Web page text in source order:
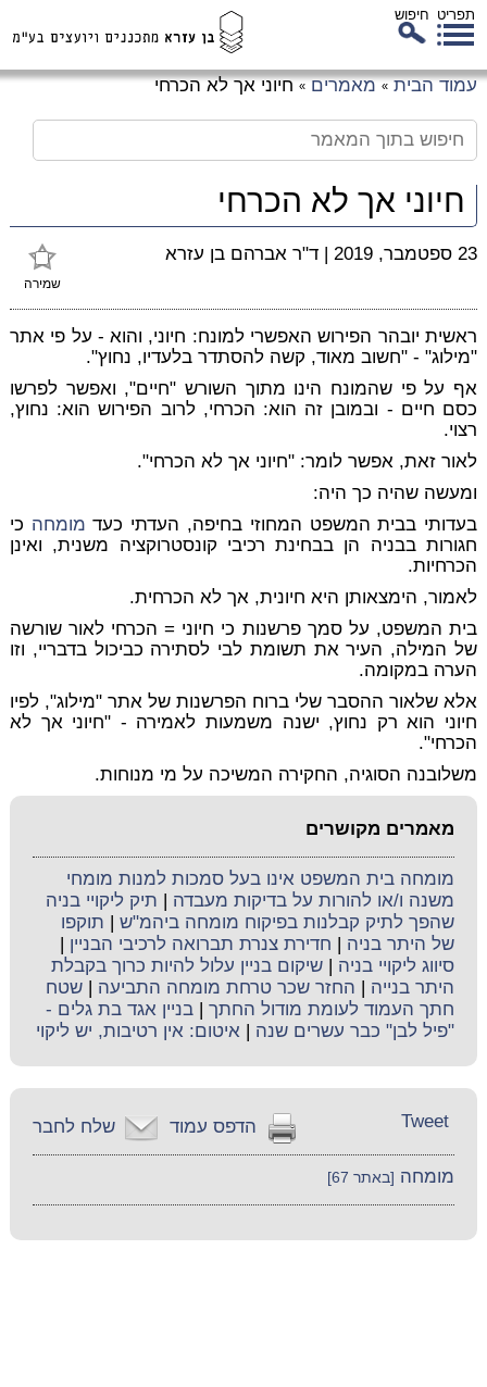
תפריט חיפוש
עמוד הבית » מאמרים » חיוני אך לא הכרחי
חיוני אך לא הכרחי
שמירה
23 ספטמבר, 2019 | ד"ר אברהם בן עזרא
ראשית יובהר הפירוש האפשרי למונח: חיוני, והוא - על פי אתר
"מילוג" - "חשוב מאוד, קשה להסתדר בלעדיו, נחוץ".
אף על פי שהמונח הינו מתוך השורש "חיים", ואפשר לפרשו
כסם חיים - ובמובן זה הוא: הכרחי, לרוב הפירוש הוא: נחוץ,
רצוי.
לאור זאת, אפשר לומר: "חיוני אך לא הכרחי".
ומעשה שהיה כך היה:
בעדותי בבית המשפט המחוזי בחיפה, העדתי כעד מומחה כי
חגורות בבניה הן בבחינת רכיבי קונסטרוקציה משנית, ואינן
הכרחיות.
לאמור, הימצאותן היא חיונית, אך לא הכרחית.
בית המשפט, על סמך פרשנות כי חיוני = הכרחי לאור שורשה
של המילה, העיר את תשומת לבי לסתירה כביכול בדבריי, וזו
הערה במקומה.
אלא שלאור ההסבר שלי ברוח הפרשנות של אתר "מילוג", לפיו
חיוני הוא רק נחוץ, ישנה משמעות לאמירה - "חיוני אך לא
הכרחי".
משלובנה הסוגיה, החקירה המשיכה על מי מנוחות.
מאמרים מקושרים
מומחה בית המשפט אינו בעל סמכות למנות מומחי
משנה ו/או להורות על בדיקות מעבדה
תיק ליקויי בניה
שהפך לתיק קבלנות בפיקוח מומחה ביהמ"ש
תוקפו
של היתר בניה
חדירת צנרת תברואה לרכיבי הבניין
סיווג ליקויי בניה |שיקום בניין עלול להיות כרוך בקבלת
היתר בנייה
החזר שכר טרחת מומחה התביעה |שטח
חתך העמוד לעומת מודול החתך |בניין אגד בת גלים -
"פיל לבן" כבר עשרים שנה |איטום: אין רטיבות, יש ליקוי
שלח לחבר הדפס עמוד Tweet
מומחה [באתר 67]